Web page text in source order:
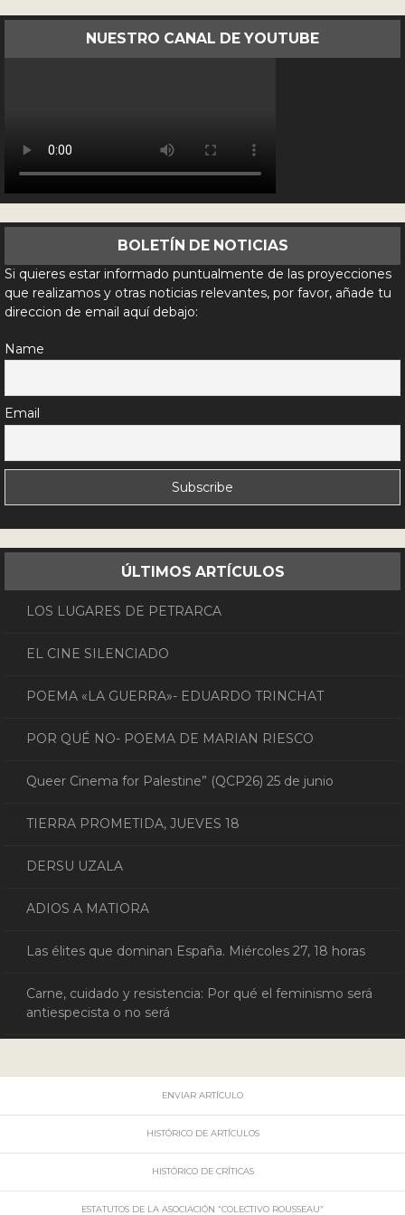
NUESTRO CANAL DE YOUTUBE
BOLETÍN DE NOTICIAS
Si quieres estar informado puntualmente de las proyecciones
que realizamos y otras noticias relevantes, por favor, añade tu
direccion de email aquí debajo:
Name
Email
ÚLTIMOS ARTÍCULOS
LOS LUGARES DE PETRARCA
EL CINE SILENCIADO
POEMA «LA GUERRA»- EDUARDO TRINCHAT
POR QUÉ NO- POEMA DE MARIAN RIESCO
Queer Cinema for Palestine” (QCP26) 25 de junio
TIERRA PROMETIDA, JUEVES 18
DERSU UZALA
ADIOS A MATIORA
Las élites que dominan España. Miércoles 27, 18 horas
Carne, cuidado y resistencia: Por qué el feminismo será
antiespecista o no será
ENVIAR ARTÍCULO
HISTÓRICO DE ARTÍCULOS
HISTÓRICO DE CRÍTICAS
ESTATUTOS DE LA ASOCIACIÓN “COLECTIVO ROUSSEAU”